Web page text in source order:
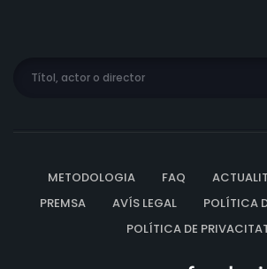
METODOLOGIA FAQ
PREMSA
AVÍS LEGAL
POLÍTICA
POLÍTICA DE